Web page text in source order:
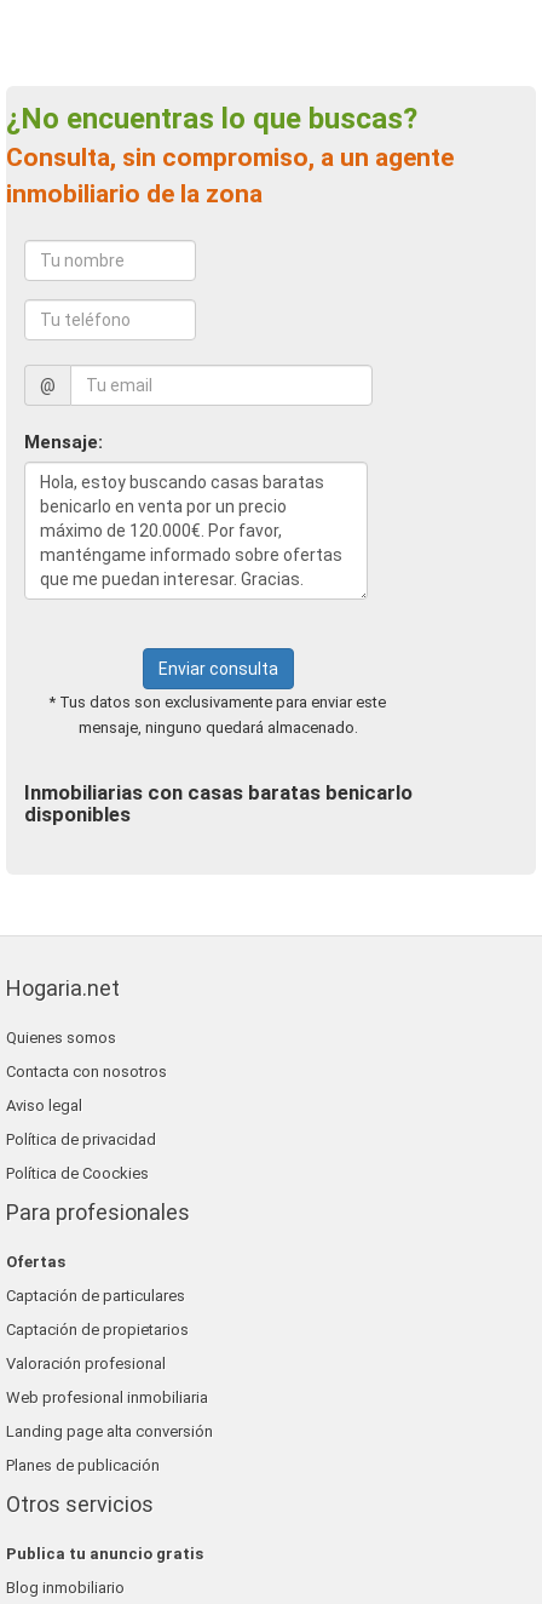
¿No encuentras lo que buscas?
Consulta, sin compromiso, a un agente
inmobiliario de la zona
@
Mensaje:
Enviar consulta
* Tus datos son exclusivamente para enviar este
mensaje, ninguno quedará almacenado.
Inmobiliarias con casas baratas benicarlo
disponibles
Hogaria.net
Quienes somos
Contacta con nosotros
Aviso legal
Política de privacidad
Política de Coockies
Para profesionales
Ofertas
Captación de particulares
Captación de propietarios
Valoración profesional
Web profesional inmobiliaria
Landing page alta conversión
Planes de publicación
Otros servicios
Publica tu anuncio gratis
Blog inmobiliario